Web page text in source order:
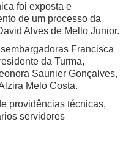
foi exposta e
de um processo da
Alves de Mello Junior.
Francisca
da Turma,
Saunier Gonçalves,
Melo Costa.
providências técnicas,
servidores